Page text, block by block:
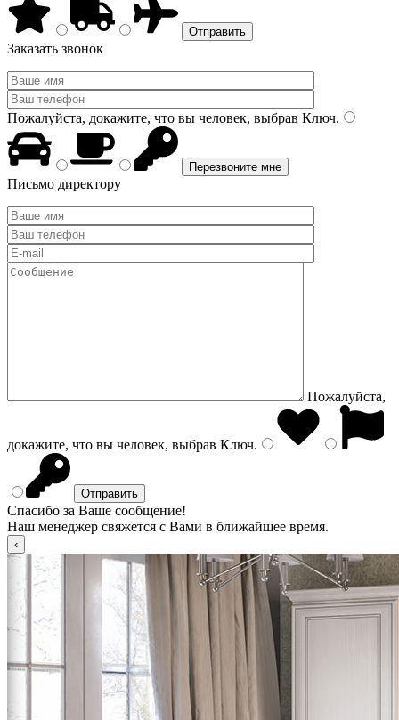
Заказать звонок
Пожалуйста, докажите, что вы человек, выбрав Ключ.
Письмо директору
Пожалуйста,
докажите, что вы человек, выбрав Ключ.
Спасибо за Ваше сообщение!
Наш менеджер свяжется с Вами в ближайшее время.